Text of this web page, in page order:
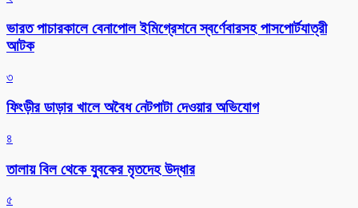
ভারত পাচারকালে বেনাপোল ইমিগ্রেশনে স্বর্ণেবারসহ পাসপোর্টযাত্রী
আটক
৩
ফিংড়ীর ডাড়ার খালে অবৈধ নেটপাটা দেওয়ার অভিযোগ
৪
তালায় বিল থেকে যুবকের মৃতদেহ উদ্ধার
৫